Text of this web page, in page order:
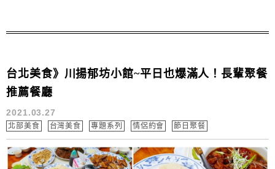
台北美食》川揚郁坊小館~平日也爆滿人！長輩聚餐
推薦餐廳
2021.03.27
北部美食 台灣美食 專題系列 情侶約會 節日聚餐